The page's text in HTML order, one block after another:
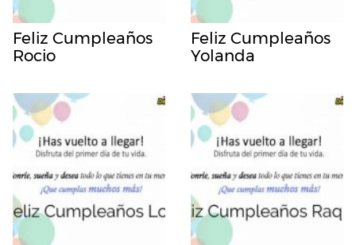
Feliz Cumpleaños
Rocio
Feliz Cumpleaños
Yolanda